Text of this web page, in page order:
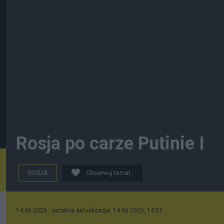
Rosja po carze Putinie I
ROSJA Obserwuj temat
14.06.2026 , ostatnia aktualizacja: 14.06.2026, 14:57